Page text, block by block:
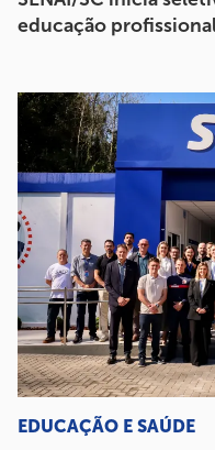
educação
EDUCAÇÃO E SAÚDE